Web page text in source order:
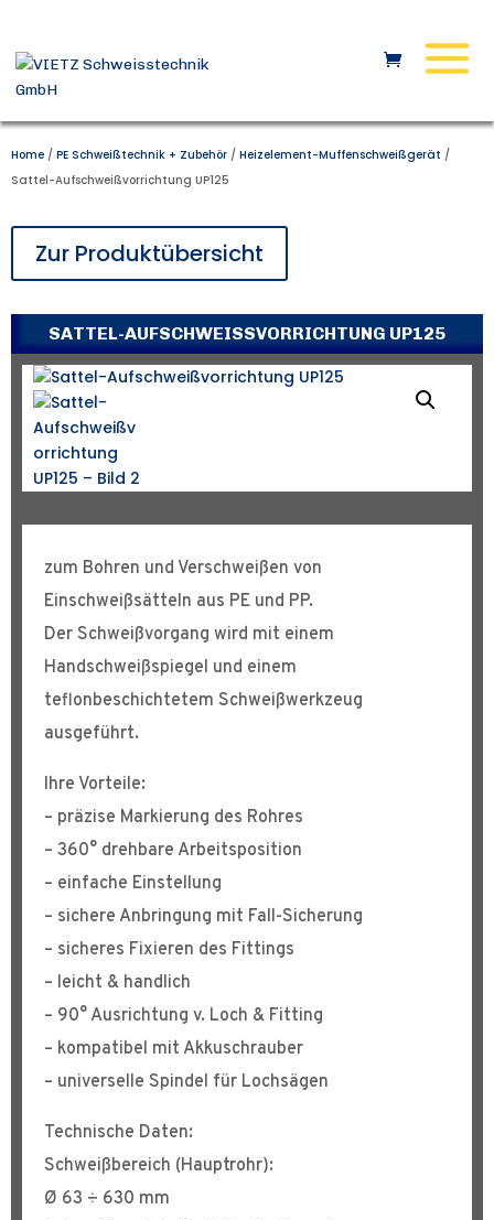
Home / PE Schweißtechnik + Zubehör / Heizelement-Muffenschweißgerät /
Sattel-Aufschweißvorrichtung UP125
Zur Produktübersicht
SATTEL-AUFSCHWEISSVORRICHTUNG UP125
zum Bohren und Verschweißen von
Einschweißsätteln aus PE und PP.
Der Schweißvorgang wird mit einem
Handschweißspiegel und einem
teflonbeschichtetem Schweißwerkzeug
ausgeführt.
Ihre Vorteile:
– präzise Markierung des Rohres
– 360° drehbare Arbeitsposition
– einfache Einstellung
– sichere Anbringung mit Fall-Sicherung
– sicheres Fixieren des Fittings
– leicht & handlich
– 90° Ausrichtung v. Loch & Fitting
– kompatibel mit Akkuschrauber
– universelle Spindel für Lochsägen
Technische Daten:
Schweißbereich (Hauptrohr):
Ø 63 ÷ 630 mm